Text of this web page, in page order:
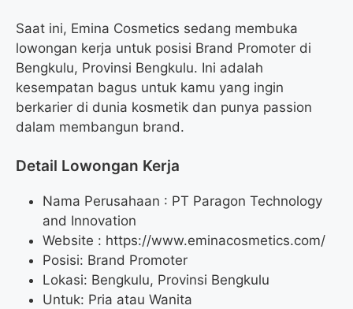
Saat ini, Emina Cosmetics sedang membuka
lowongan kerja untuk posisi Brand Promoter di
Bengkulu, Provinsi Bengkulu. Ini adalah
kesempatan bagus untuk kamu yang ingin
berkarier di dunia kosmetik dan punya passion
dalam membangun brand.
Detail Lowongan Kerja
Nama Perusahaan : PT Paragon Technology
and Innovation
Website : https://www.eminacosmetics.com/
Posisi: Brand Promoter
Lokasi: Bengkulu, Provinsi Bengkulu
Untuk: Pria atau Wanita